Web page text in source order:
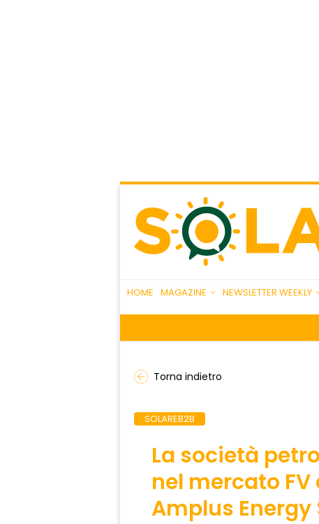
HOME MAGAZINE NEWSLETTER WEEKLY
Torna indietro
SOLAREB2B
La società
nel mercato FV
Amplus